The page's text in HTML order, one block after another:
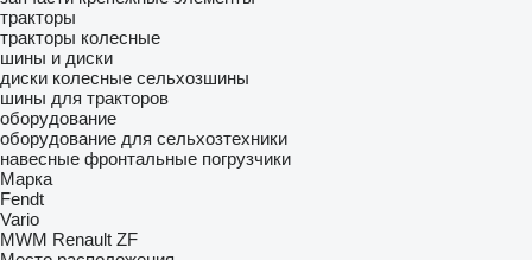
тракторы
тракторы колесные
шины и диски
диски колесные сельхозшины
шины для тракторов
оборудование
оборудование для сельхозтехники
навесные фронтальные погрузчики
Марка
Fendt
Vario
MWM Renault ZF